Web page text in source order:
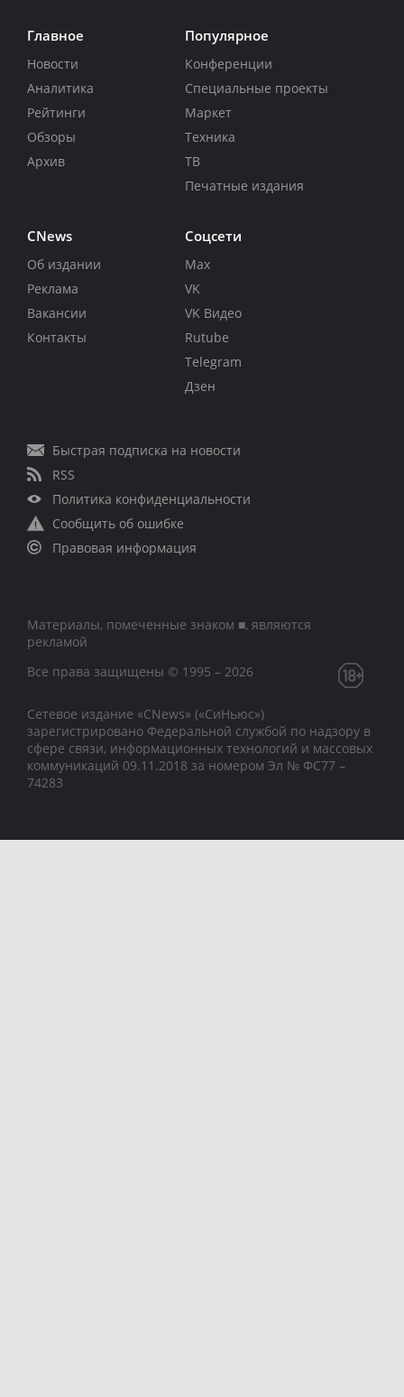
Главное
Новости
Аналитика
Рейтинги
Обзоры
Архив
Популярное
Конференции
Специальные проекты
Маркет
Техника
ТВ
Печатные издания
CNews
Об издании
Реклама
Вакансии
Контакты
Соцсети
Max
VK
VK Видео
Rutube
Telegram
Дзен
Быстрая подписка на новости
RSS
Политика конфиденциальности
Сообщить об ошибке
Правовая информация
Материалы, помеченные знаком ■, являются
рекламой
Все права защищены © 1995 – 2026
Сетевое издание «CNews» («СиНьюс»)
зарегистрировано Федеральной службой по надзору в
сфере связи, информационных технологий и массовых
коммуникаций 09.11.2018 за номером Эл № ФС77 –
74283